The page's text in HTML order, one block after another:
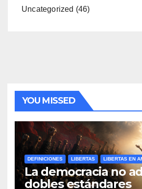
Uncategorized (46)
YOU MISSED
DEFINICIONES LIBERTAS LIBERTAS EN
La democracia no
dobles estándares